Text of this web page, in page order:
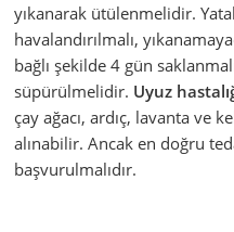
yıkanarak ütülenmelidir.
havalandırılmalı,
bağlı şekilde 4 gün
süpürülmelidir. Uyuz
çay ağacı, ardıç, lavanta ve
alınabilir. Ancak en doğru
başvurulmalıdır.